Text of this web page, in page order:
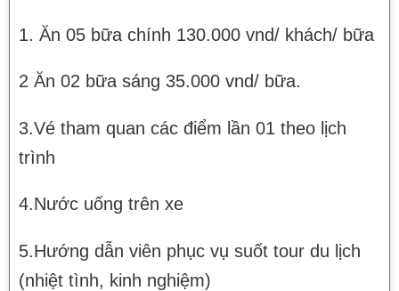
1. Ăn 05 bữa chính 130.000 vnd/ khách/ bữa
2 Ăn 02 bữa sáng 35.000 vnd/ bữa.
3.Vé tham quan các điểm lần 01 theo lịch
trình
4.Nước uống trên xe
5.Hướng dẫn viên phục vụ suốt tour du lịch
(nhiệt tình, kinh nghiệm)